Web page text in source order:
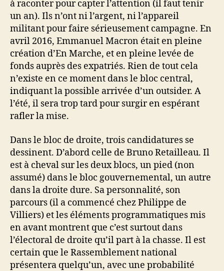
à raconter pour capter l’attention (il faut tenir
un an). Ils n’ont ni l’argent, ni l’appareil
militant pour faire sérieusement campagne. En
avril 2016, Emmanuel Macron était en pleine
création d’En Marche, et en pleine levée de
fonds auprès des expatriés. Rien de tout cela
n’existe en ce moment dans le bloc central,
indiquant la possible arrivée d’un outsider. A
l’été, il sera trop tard pour surgir en espérant
rafler la mise.
Dans le bloc de droite, trois candidatures se
dessinent. D’abord celle de Bruno Retailleau. Il
est à cheval sur les deux blocs, un pied (non
assumé) dans le bloc gouvernemental, un autre
dans la droite dure. Sa personnalité, son
parcours (il a commencé chez Philippe de
Villiers) et les éléments programmatiques mis
en avant montrent que c’est surtout dans
l’électoral de droite qu’il part à la chasse. Il est
certain que le Rassemblement national
présentera quelqu’un, avec une probabilité